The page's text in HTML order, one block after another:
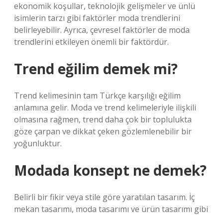
ekonomik koşullar, teknolojik gelişmeler ve ünlü
isimlerin tarzı gibi faktörler moda trendlerini
belirleyebilir. Ayrıca, çevresel faktörler de moda
trendlerini etkileyen önemli bir faktördür.
Trend eğilim demek mi?
Trend kelimesinin tam Türkçe karşılığı eğilim
anlamına gelir. Moda ve trend kelimeleriyle ilişkili
olmasına rağmen, trend daha çok bir toplulukta
göze çarpan ve dikkat çeken gözlemlenebilir bir
yoğunluktur.
Modada konsept ne demek?
Belirli bir fikir veya stile göre yaratılan tasarım. İç
mekan tasarımı, moda tasarımı ve ürün tasarımı gibi